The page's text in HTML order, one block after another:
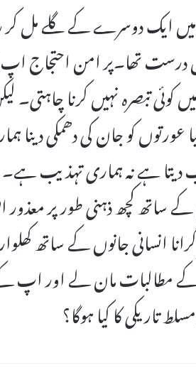
ایک دوسرے کے گلے مل کر
تھا۔پر امن احتجاج
کوئی تبصرہ نہیں کرنا
عورتوں کو جان کی دھمکی
ہے نہ ہماری تہذیب ہے۔
ساتھ کچھ ذہنی طور پر معذور
انسانی جانوں کے ساتھ
مان لے اور اپ کے
تاریکی کا کیا ہوگا؟